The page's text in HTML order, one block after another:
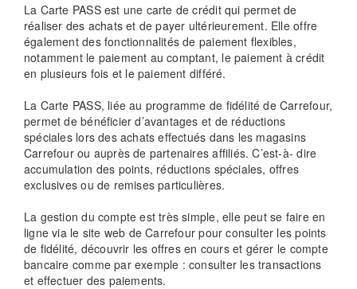
La Carte PASS est une carte de crédit qui permet de
réaliser des achats et de payer ultérieurement. Elle offre
également des fonctionnalités de paiement flexibles,
notamment le paiement au comptant, le paiement à crédit
en plusieurs fois et le paiement différé.
La Carte PASS, liée au programme de fidélité de Carrefour,
permet de bénéficier d’avantages et de réductions
spéciales lors des achats effectués dans les magasins
Carrefour ou auprès de partenaires affiliés. C’est-à- dire
accumulation des points, réductions spéciales, offres
exclusives ou de remises particulières.
La gestion du compte est très simple, elle peut se faire en
ligne via le site web de Carrefour pour consulter les points
de fidélité, découvrir les offres en cours et gérer le compte
bancaire comme par exemple : consulter les transactions
et effectuer des paiements.